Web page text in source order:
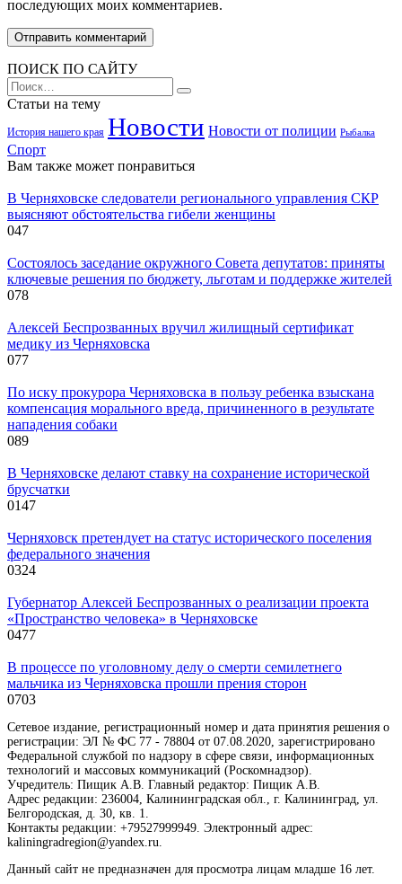
последующих моих комментариев.
ПОИСК ПО САЙТУ
Search
for:
Статьи на тему
История нашего края Новости Новости от полиции Рыбалка
Спорт
Вам также может понравиться
В Черняховске следователи регионального управления СКР
выясняют обстоятельства гибели женщины
047
Состоялось заседание окружного Совета депутатов: приняты
ключевые решения по бюджету, льготам и поддержке жителей
078
Алексей Беспрозванных вручил жилищный сертификат
медику из Черняховска
077
По иску прокурора Черняховска в пользу ребенка взыскана
компенсация морального вреда, причиненного в результате
нападения собаки
089
В Черняховске делают ставку на сохранение исторической
брусчатки
0147
Черняховск претендует на статус исторического поселения
федерального значения
0324
Губернатор Алексей Беспрозванных о реализации проекта
«Пространство человека» в Черняховске
0477
В процессе по уголовному делу о смерти семилетнего
мальчика из Черняховска прошли прения сторон
0703
Сетевое издание, регистрационный номер и дата принятия решения о
регистрации: ЭЛ № ФС 77 - 78804 от 07.08.2020, зарегистрировано
Федеральной службой по надзору в сфере связи, информационных
технологий и массовых коммуникаций (Роскомнадзор).
Учредитель: Пищик А.В. Главный редактор: Пищик А.В.
Адрес редакции: 236004, Калининградская обл., г. Калининград, ул.
Белгородская, д. 30, кв. 1.
Контакты редакции: +79527999949. Электронный адрес:
kaliningradregion@yandex.ru.
Данный сайт не предназначен для просмотра лицам младше 16 лет.